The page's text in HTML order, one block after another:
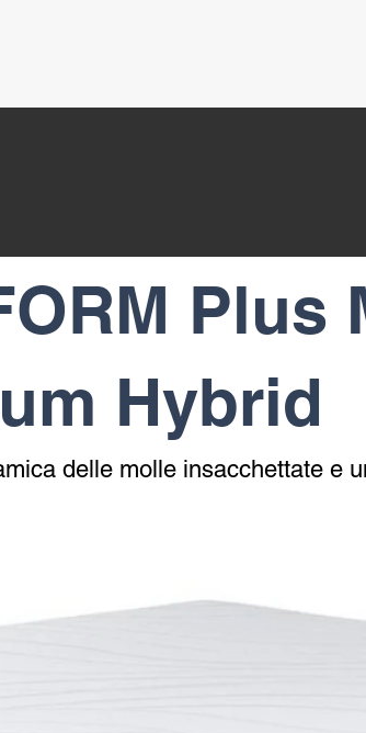
Plus
Hybrid
delle molle insacchettate e